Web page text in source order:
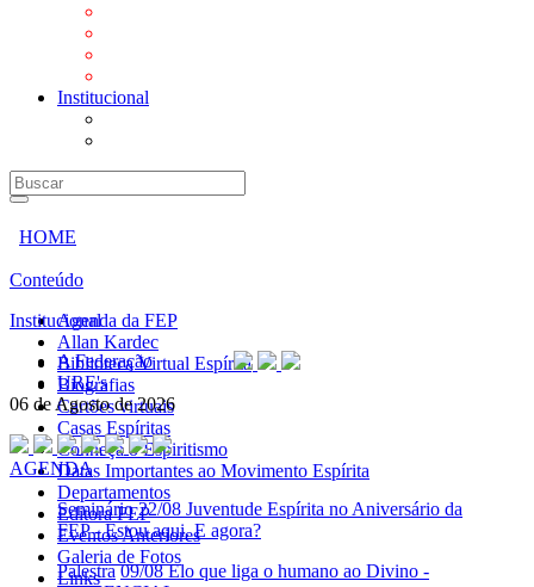
Institucional
HOME
Conteúdo
Agenda da FEP
Allan Kardec
Biblioteca Virtual Espírita
Biografias
Cartões virtuais
Casas Espíritas
Conheça o Espiritismo
Datas Importantes ao Movimento Espírita
Departamentos
Editora FEP
Eventos Anteriores
Galeria de Fotos
Links
Institucional
A Federação
URE's
06 de Agosto de 2026
AGENDA
Seminário 22/08 Juventude Espírita no Aniversário da
FEP - Estou aqui. E agora?
Palestra 09/08 Elo que liga o humano ao Divino -